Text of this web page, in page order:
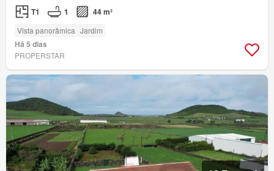
T1 1 44 m²
Vista panorâmica Jardim
Há 5 dias
PROPERSTAR